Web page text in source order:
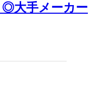
◎大手メーカー